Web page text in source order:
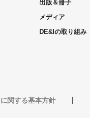
出版＆冊子
メディア
DE&Iの取り組み
関する基本方針